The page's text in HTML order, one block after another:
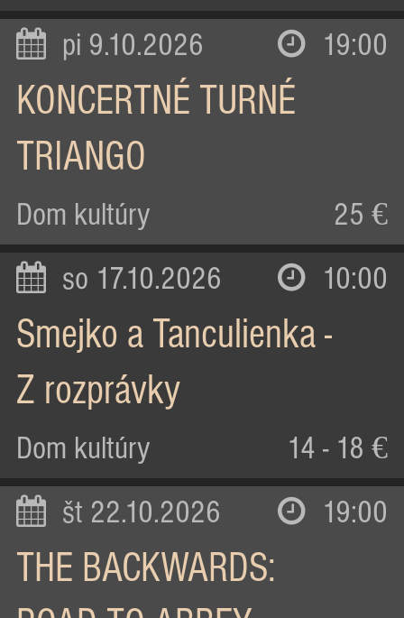
pi 9.10.2026 19:00
KONCERTNÉ TURNÉ
TRIANGO
Dom kultúry 25 €
so 17.10.2026 10:00
Smejko a Tanculienka -
Z rozprávky
Dom kultúry 14 - 18 €
št 22.10.2026 19:00
THE BACKWARDS: